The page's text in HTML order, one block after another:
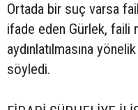
Ortada bir suç varsa
ifade eden Gürlek, faili
aydınlatılmasına
söyledi.